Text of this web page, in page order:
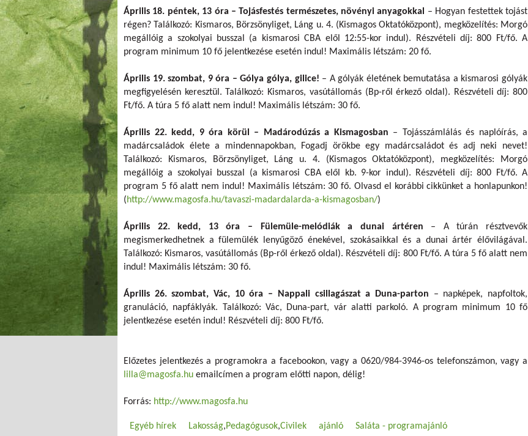
Április 18. péntek, 13 óra – Tojásfestés természetes, növényi anyagokkal
– Hogyan festettek tojást
régen? Találkozó: Kismaros, Börzsönyliget, Láng u. 4. (Kismagos Oktatóközpont), megközelítés: Morgó
megállóig a szokolyai busszal (a kismarosi CBA elől 12:55-kor indul). Részvételi díj: 800 Ft/fő. A
program minimum 10 fő jelentkezése esetén indul! Maximális létszám: 20 fő.
Április 19. szombat, 9 óra – Gólya gólya, gilice! – A gólyák életének bemutatása a kismarosi gólyák
megfigyelésén keresztül. Találkozó: Kismaros, vasútállomás (Bp-ről érkező oldal). Részvételi díj: 800
Ft/fő. A túra 5 fő alatt nem indul! Maximális létszám: 30 fő.
Április 22. kedd, 9 óra körül – Madárodúzás a Kismagosban – Tojásszámlálás és naplóírás, a
madárcsaládok élete a mindennapokban, Fogadj örökbe egy madárcsaládot és adj neki nevet!
Találkozó: Kismaros, Börzsönyliget, Láng u. 4. (Kismagos Oktatóközpont), megközelítés: Morgó
megállóig a szokolyai busszal (a kismarosi CBA elől kb. 9-kor indul). Részvételi díj: 800 Ft/fő. A
program 5 fő alatt nem indul! Maximális létszám: 30 fő. Olvasd el korábbi cikkünket a honlapunkon!
(http://www.magosfa.hu/tavaszi-madardalarda-a-kismagosban/)
Április 22. kedd, 13 óra – Fülemüle-melódiák a dunai ártéren – A túrán résztvevők
megismerkedhetnek a fülemülék lenyűgöző énekével, szokásaikkal és a dunai ártér élővilágával.
Találkozó: Kismaros, vasútállomás (Bp-ről érkező oldal). Részvételi díj: 800 Ft/fő. A túra 5 fő alatt nem
indul! Maximális létszám: 30 fő.
Április 26. szombat, Vác, 10 óra – Nappali csillagászat a Duna-parton – napképek, napfoltok,
granuláció, napfáklyák. Találkozó: Vác, Duna-part, vár alatti parkoló. A program minimum 10 fő
jelentkezése esetén indul! Részvételi díj: 800 Ft/fő.
Előzetes jelentkezés a programokra a facebookon, vagy a 0620/984-3946-os telefonszámon, vagy a
lilla@magosfa.hu emailcímen a program előtti napon, délig!
Forrás: http://www.magosfa.hu
Egyéb hírek Lakosság Pedagógusok Civilek ajánló Saláta - programajánló